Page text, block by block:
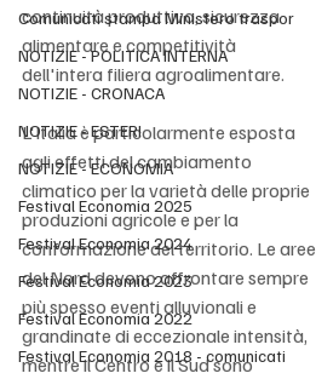
Comunicati stampa Ministero traspor
NOTIZIE - POLITICA INTERNA
NOTIZIE - CRONACA
NOTIZIE - ESTERI
NOTIZIE - ECONOMIA
Festival Economia 2025
Festival Economia 2024
Festival Economia 2023
Festival Economia 2022
Festival Economia 2018 - comunicati
continuità produttiva, sicurezza
alimentare e competitività
dell'intera filiera agroalimentare.
L'Italia è particolarmente esposta
agli effetti del cambiamento
climatico per la varietà delle proprie
produzioni agricole e per la
conformazione del territorio. Le aree
del Nord devono affrontare sempre
più spesso eventi alluvionali e
grandinate di eccezionale intensità,
mentre il Centro e il Sud sono